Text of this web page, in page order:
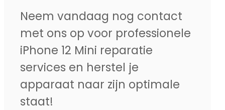
Neem vandaag nog contact
met ons op voor professionele
iPhone 12 Mini reparatie
services en herstel je
apparaat naar zijn optimale
staat!